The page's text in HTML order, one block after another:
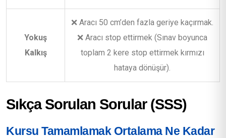
Yokuş
Kalkış
❌ Aracı 50 cm’den fazla geriye kaçırmak.
❌ Aracı stop ettirmek (Sınav boyunca
toplam 2 kere stop ettirmek kırmızı
hataya dönüşür).
Sıkça Sorulan Sorular (SSS)
Kursu Tamamlamak Ortalama Ne Kadar